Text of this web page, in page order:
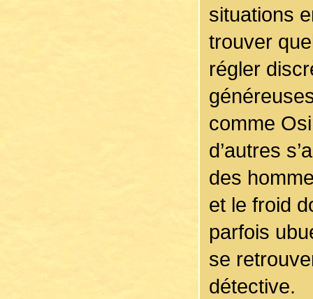
situations
trouver
régler
comme
d’autres
des
et le froid
parfois
se
détective.